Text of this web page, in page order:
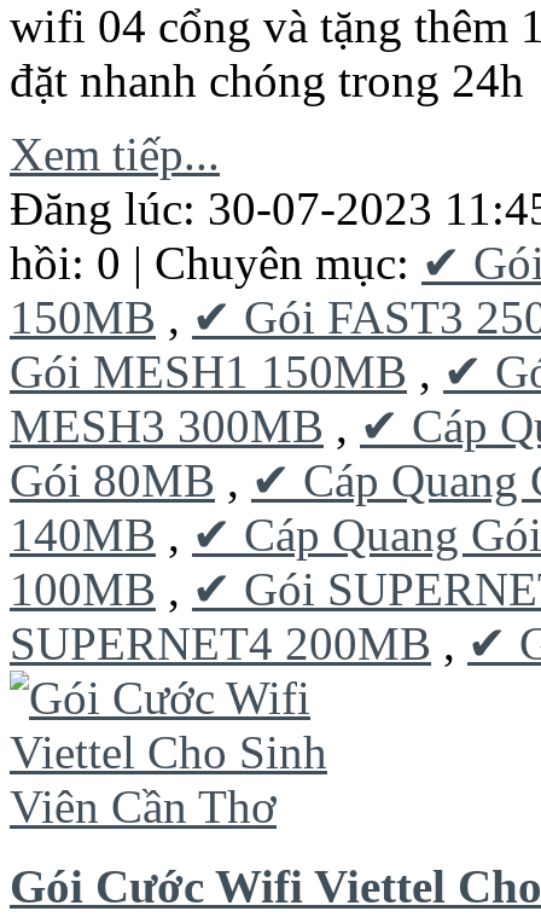
wifi 04 cổng và tặng thêm
đặt nhanh chóng trong 24h
Xem tiếp...
Đăng lúc: 30-07-2023
hồi: 0 | Chuyên mục: ✔
150MB , ✔ Gói FAST3
Gói MESH1 150MB , ✔
MESH3 300MB , ✔ Cáp
Gói 80MB , ✔ Cáp Quang
140MB , ✔ Cáp Quang
100MB , ✔ Gói
SUPERNET4 200MB , ✔
Gói Cước Wifi Viettel